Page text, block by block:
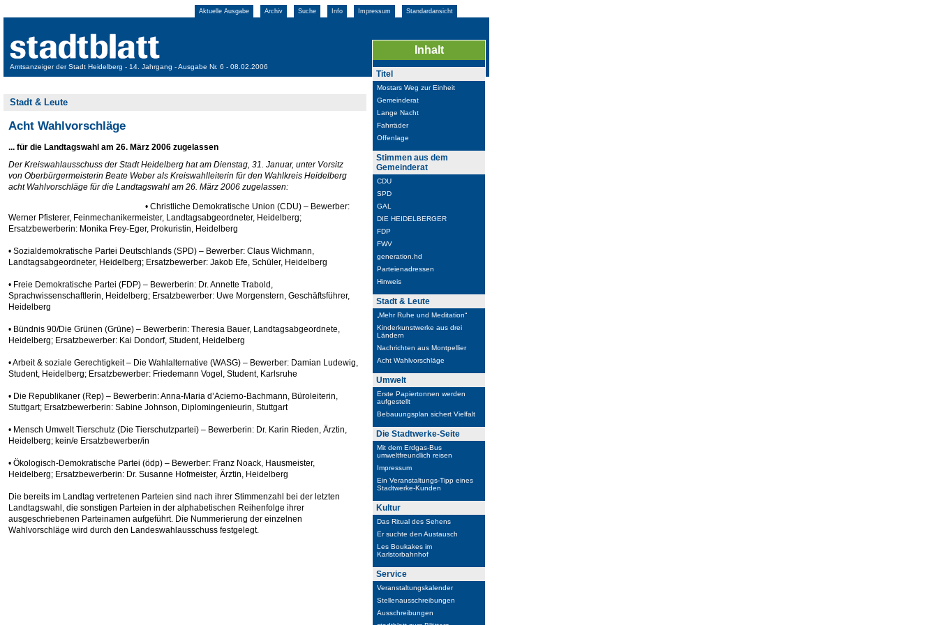
Aktuelle Ausgabe Archiv Suche Info Impressum Standardansicht
Amtsanzeiger der Stadt Heidelberg - 14. Jahrgang - Ausgabe Nr. 6 - 08.02.2006
Stadt & Leute
Acht Wahlvorschläge
... für die Landtagswahl am 26. März 2006 zugelassen
Der Kreiswahlausschuss der Stadt Heidelberg hat am Dienstag, 31. Januar, unter Vorsitz
von Oberbürgermeisterin Beate Weber als Kreiswahlleiterin für den Wahlkreis Heidelberg
acht Wahlvorschläge für die Landtagswahl am 26. März 2006 zugelassen:
• Christliche Demokratische Union (CDU) – Bewerber:
Werner Pfisterer, Feinmechanikermeister, Landtagsabgeordneter, Heidelberg;
Ersatzbewerberin: Monika Frey-Eger, Prokuristin, Heidelberg
• Sozialdemokratische Partei Deutschlands (SPD) – Bewerber: Claus Wichmann,
Landtagsabgeordneter, Heidelberg; Ersatzbewerber: Jakob Efe, Schüler, Heidelberg
• Freie Demokratische Partei (FDP) – Bewerberin: Dr. Annette Trabold,
Sprachwissenschaftlerin, Heidelberg; Ersatzbewerber: Uwe Morgenstern, Geschäftsführer,
Heidelberg
• Bündnis 90/Die Grünen (Grüne) – Bewerberin: Theresia Bauer, Landtagsabgeordnete,
Heidelberg; Ersatzbewerber: Kai Dondorf, Student, Heidelberg
• Arbeit & soziale Gerechtigkeit – Die Wahlalternative (WASG) – Bewerber: Damian Ludewig,
Student, Heidelberg; Ersatzbewerber: Friedemann Vogel, Student, Karlsruhe
• Die Republikaner (Rep) – Bewerberin: Anna-Maria d’Acierno-Bachmann, Büroleiterin,
Stuttgart; Ersatzbewerberin: Sabine Johnson, Diplomingenieurin, Stuttgart
• Mensch Umwelt Tierschutz (Die Tierschutzpartei) – Bewerberin: Dr. Karin Rieden, Ärztin,
Heidelberg; kein/e Ersatzbewerber/in
• Ökologisch-Demokratische Partei (ödp) – Bewerber: Franz Noack, Hausmeister,
Heidelberg; Ersatzbewerberin: Dr. Susanne Hofmeister, Ärztin, Heidelberg
Die bereits im Landtag vertretenen Parteien sind nach ihrer Stimmenzahl bei der letzten
Landtagswahl, die sonstigen Parteien in der alphabetischen Reihenfolge ihrer
ausgeschriebenen Parteinamen aufgeführt. Die Nummerierung der einzelnen
Wahlvorschläge wird durch den Landeswahlausschuss festgelegt.
Inhalt
Titel
Mostars Weg zur Einheit
Gemeinderat
Lange Nacht
Fahrräder
Offenlage
Stimmen aus dem
Gemeinderat
CDU
SPD
GAL
DIE HEIDELBERGER
FDP
FWV
generation.hd
Parteienadressen
Hinweis
Stadt & Leute
„Mehr Ruhe und Meditation“
Kinderkunstwerke aus drei
Ländern
Nachrichten aus Montpellier
Acht Wahlvorschläge
Umwelt
Erste Papiertonnen werden
aufgestellt
Bebauungsplan sichert Vielfalt
Die Stadtwerke-Seite
Mit dem Erdgas-Bus
umweltfreundlich reisen
Impressum
Ein Veranstaltungs-Tipp eines
Stadtwerke-Kunden
Kultur
Das Ritual des Sehens
Er suchte den Austausch
Les Boukakes im
Karlstorbahnhof
Service
Veranstaltungskalender
Stellenausschreibungen
Ausschreibungen